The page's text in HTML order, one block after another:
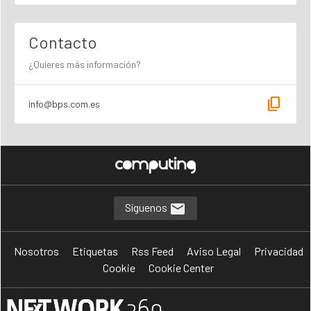
Contacto
¿Quieres más información?
info@bps.com.es content_copy
Síguenos
Nosotros Etiquetas Rss Feed Aviso Legal
Privacidad
Cookie
Cookie Center